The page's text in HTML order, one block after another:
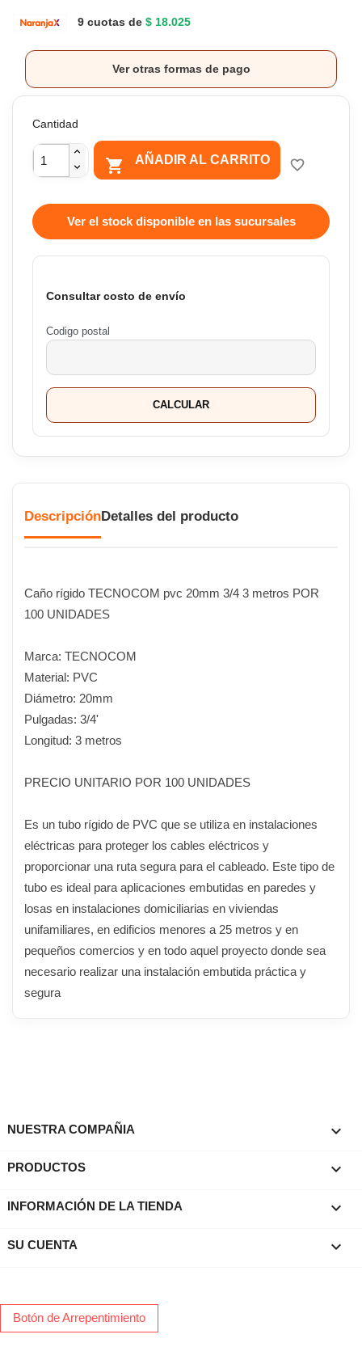
9 cuotas de $ 18.025
Ver otras formas de pago
Cantidad
 AÑADIR AL CARRITO favorite_border
Ver el stock disponible en las sucursales
Consultar costo de envío
Codigo postal
CALCULAR
DescripciónDetalles del producto
Caño rígido TECNOCOM pvc 20mm 3/4 3 metros POR
100 UNIDADES
Marca: TECNOCOM
Material: PVC
Diámetro: 20mm
Pulgadas: 3/4'
Longitud: 3 metros
PRECIO UNITARIO POR 100 UNIDADES
Es un tubo rígido de PVC que se utiliza en instalaciones
eléctricas para proteger los cables eléctricos y
proporcionar una ruta segura para el cableado. Este tipo de
tubo es ideal para aplicaciones embutidas en paredes y
losas en instalaciones domiciliarias en viviendas
unifamiliares, en edificios menores a 25 metros y en
pequeños comercios y en todo aquel proyecto donde sea
necesario realizar una instalación embutida práctica y
segura
NUESTRA COMPAÑIA 
PRODUCTOS 
INFORMACIÓN DE LA TIENDA keyboard_arrow_down
SU CUENTA 
Botón de Arrepentimiento